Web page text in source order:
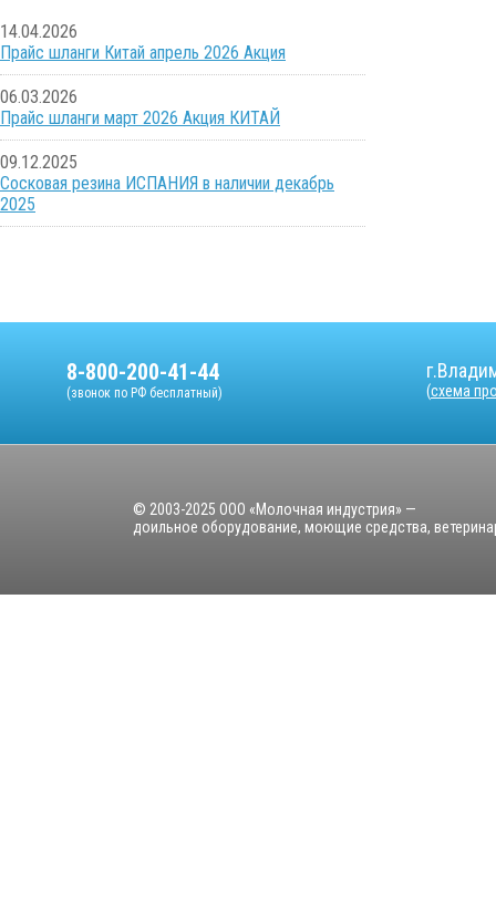
14.04.2026
Прайс шланги Китай апрель 2026 Акция
06.03.2026
Прайс шланги март 2026 Акция КИТАЙ
09.12.2025
Сосковая резина ИСПАНИЯ в наличии декабрь
2025
8-800-200-41-44
(звонок по РФ бесплатный) (схема
© 2003-2025 ООО «Молочная индустрия» —
доильное оборудование, моющие средства,